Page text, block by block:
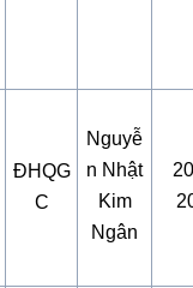
ĐHQG
C
Nguyễ
n Nhật
Kim
Ngân